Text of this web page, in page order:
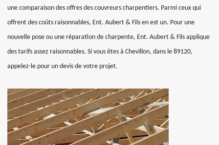
une comparaison des offres des couvreurs charpentiers. Parmi ceux qui
offrent des coûts raisonnables, Ent. Aubert & Fils en est un. Pour une
nouvelle pose ou une réparation de charpente, Ent. Aubert & Fils applique
des tarifs assez raisonnables. Si vous êtes à Chevillon, dans le 89120,
appelez-le pour un devis de votre projet.